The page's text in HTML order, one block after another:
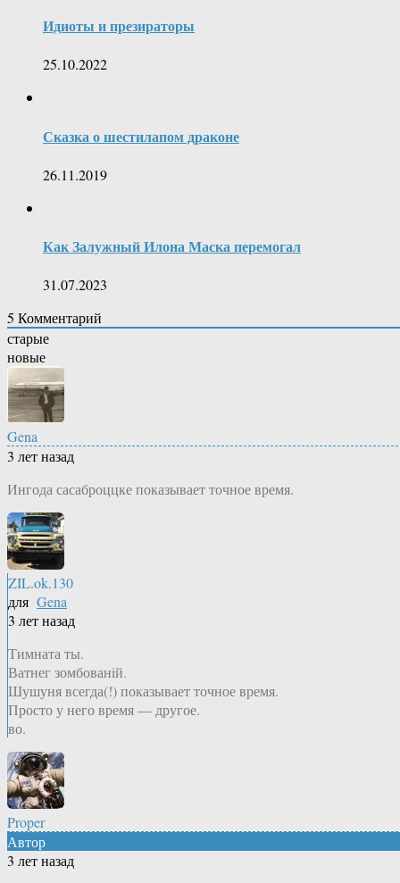
Идиоты и презираторы
25.10.2022
Сказка о шестилапом драконе
26.11.2019
Как Залужный Илона Маска перемогал
31.07.2023
5 Комментарий
старые
новые
Gena
3 лет назад
Ингода сасаброццке показывает точное время.
ZIL.ok.130
для Gena
3 лет назад
Тимната ты.
Ватнег зомбованiй.
Шушуня всегда(!) показывает точное время.
Просто у него время — другое.
во.
Proper
Автор
3 лет назад